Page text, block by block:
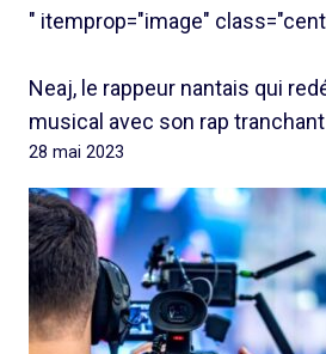
" itemprop="image"
Neaj, le rappeur nantais qui
musical avec son rap
28 mai 2023